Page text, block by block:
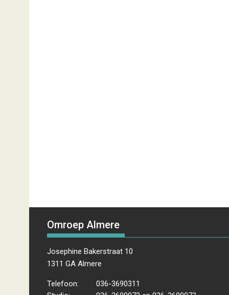
Omroep Almere
Josephine Bakerstraat 10
1311 GA Almere
Telefoon:
036-3690311